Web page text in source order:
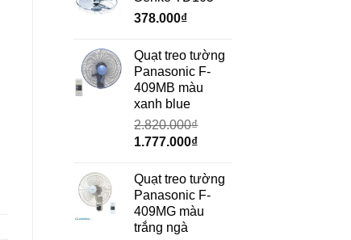
378.000₫
Quạt treo tường
Panasonic F-
409MB màu
xanh blue
2.820.000₫
Giá
là:
2.820.000₫.
1.777.000₫Giá
tại
là:
1.777.000₫.
Quạt treo tường
Panasonic F-
409MG màu
trắng ngà